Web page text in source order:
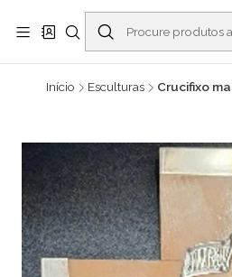
Buscantiguidades - Leilões.
Castelo -
Ler mais
Início Esculturas Crucifixo